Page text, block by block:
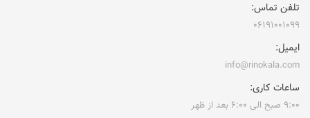
تلفن تماس:
۰۶۱۹۱۰۰۱۰۹۹
ایمیل:
info@rinokala.com
ساعات کاری:
۹:۰۰ صبح الی ۶:۰۰ بعد از ظهر